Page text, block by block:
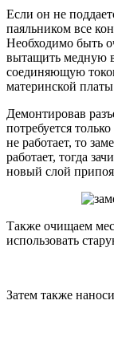
Если он не
паяльником все
Необходимо быть
вытащить медную
соединяющую
материнской
Демонтировав
потребуется
не работает, то
работает, тогда
новый слой
Также очищаем
использовать
Затем также